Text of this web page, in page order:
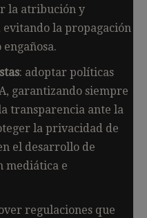
la atribución y
evitando la propagación
: adoptar políticas
garantizando siempre
transparencia ante la
la privacidad de
el desarrollo de
mediática e
regulaciones que